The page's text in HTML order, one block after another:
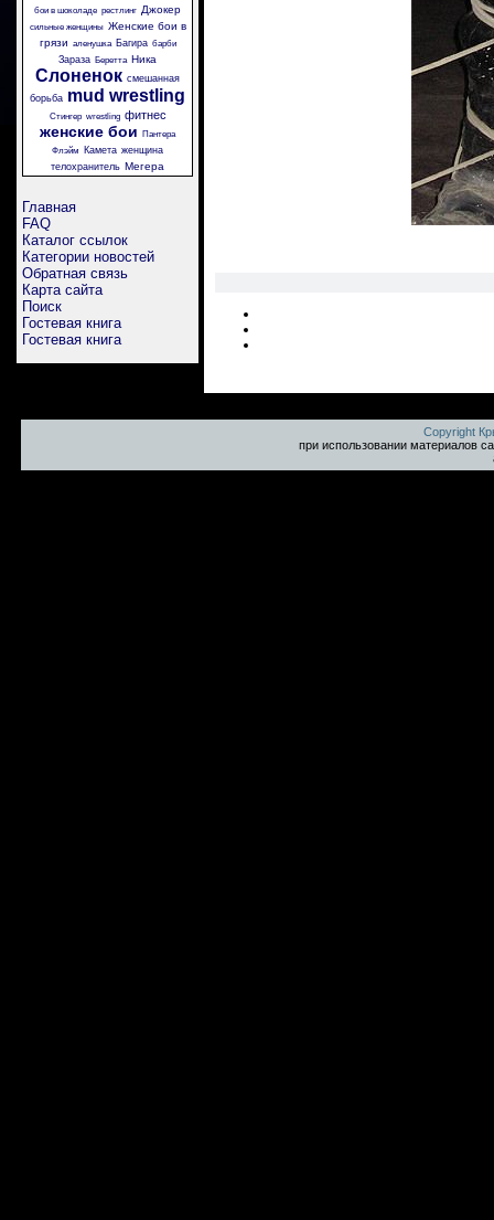
бои в шоколаде рестлинг Джокер
сильные женщины Женские бои в
грязи аленушка Багира барби
Зараза Беретта Ника
Слоненок смешанная
борьба mud wrestling
Стингер wrestling фитнес
женские бои
Пантера
Флэйм
Камета женщина
телохранитель Мегера
Главная
FAQ
Каталог ссылок
Категории новостей
Обратная связь
Карта сайта
Поиск
Гостевая книга
Гостевая книга
Copyright
при использовании материалов